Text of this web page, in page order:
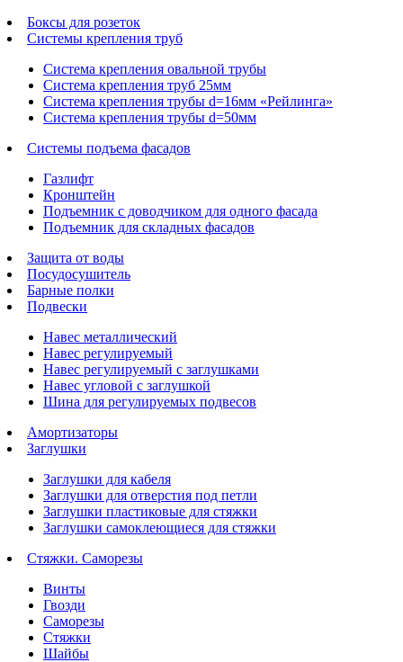
Боксы для розеток
Системы крепления труб
Система крепления овальной трубы
Система крепления труб 25мм
Система крепления трубы d=16мм «Рейлинга»
Система крепления трубы d=50мм
Системы подъема фасадов
Газлифт
Кронштейн
Подъемник с доводчиком для одного фасада
Подъемник для складных фасадов
Защита от воды
Посудосушитель
Барные полки
Подвески
Навес металлический
Навес регулируемый
Навес регулируемый с заглушками
Навес угловой с заглушкой
Шина для регулируемых подвесов
Амортизаторы
Заглушки
Заглушки для кабеля
Заглушки для отверстия под петли
Заглушки пластиковые для стяжки
Заглушки самоклеющиеся для стяжки
Стяжки. Саморезы
Винты
Гвозди
Саморезы
Стяжки
Шайбы